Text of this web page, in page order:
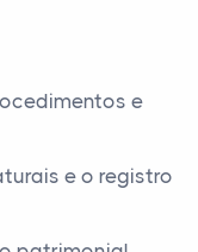
e
e o registro